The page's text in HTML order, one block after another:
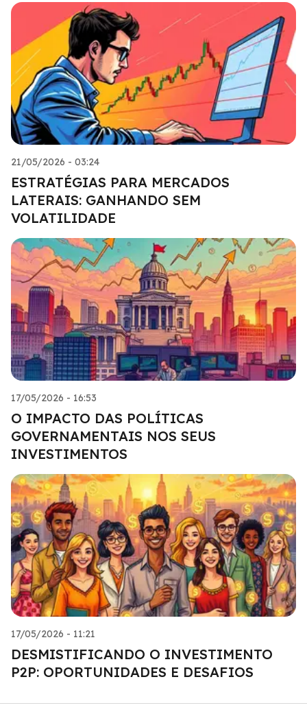
21/05/2026 - 03:24
ESTRATÉGIAS PARA MERCADOS
LATERAIS: GANHANDO SEM
VOLATILIDADE
17/05/2026 - 16:53
O IMPACTO DAS POLÍTICAS
GOVERNAMENTAIS NOS SEUS
INVESTIMENTOS
17/05/2026 - 11:21
DESMISTIFICANDO O INVESTIMENTO
P2P: OPORTUNIDADES E DESAFIOS